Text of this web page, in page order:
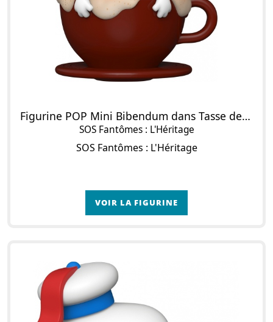
Figurine POP Mini Bibendum dans Tasse de Cappuccino
SOS Fantômes : L'Héritage
SOS Fantômes : L'Héritage
VOIR LA FIGURINE